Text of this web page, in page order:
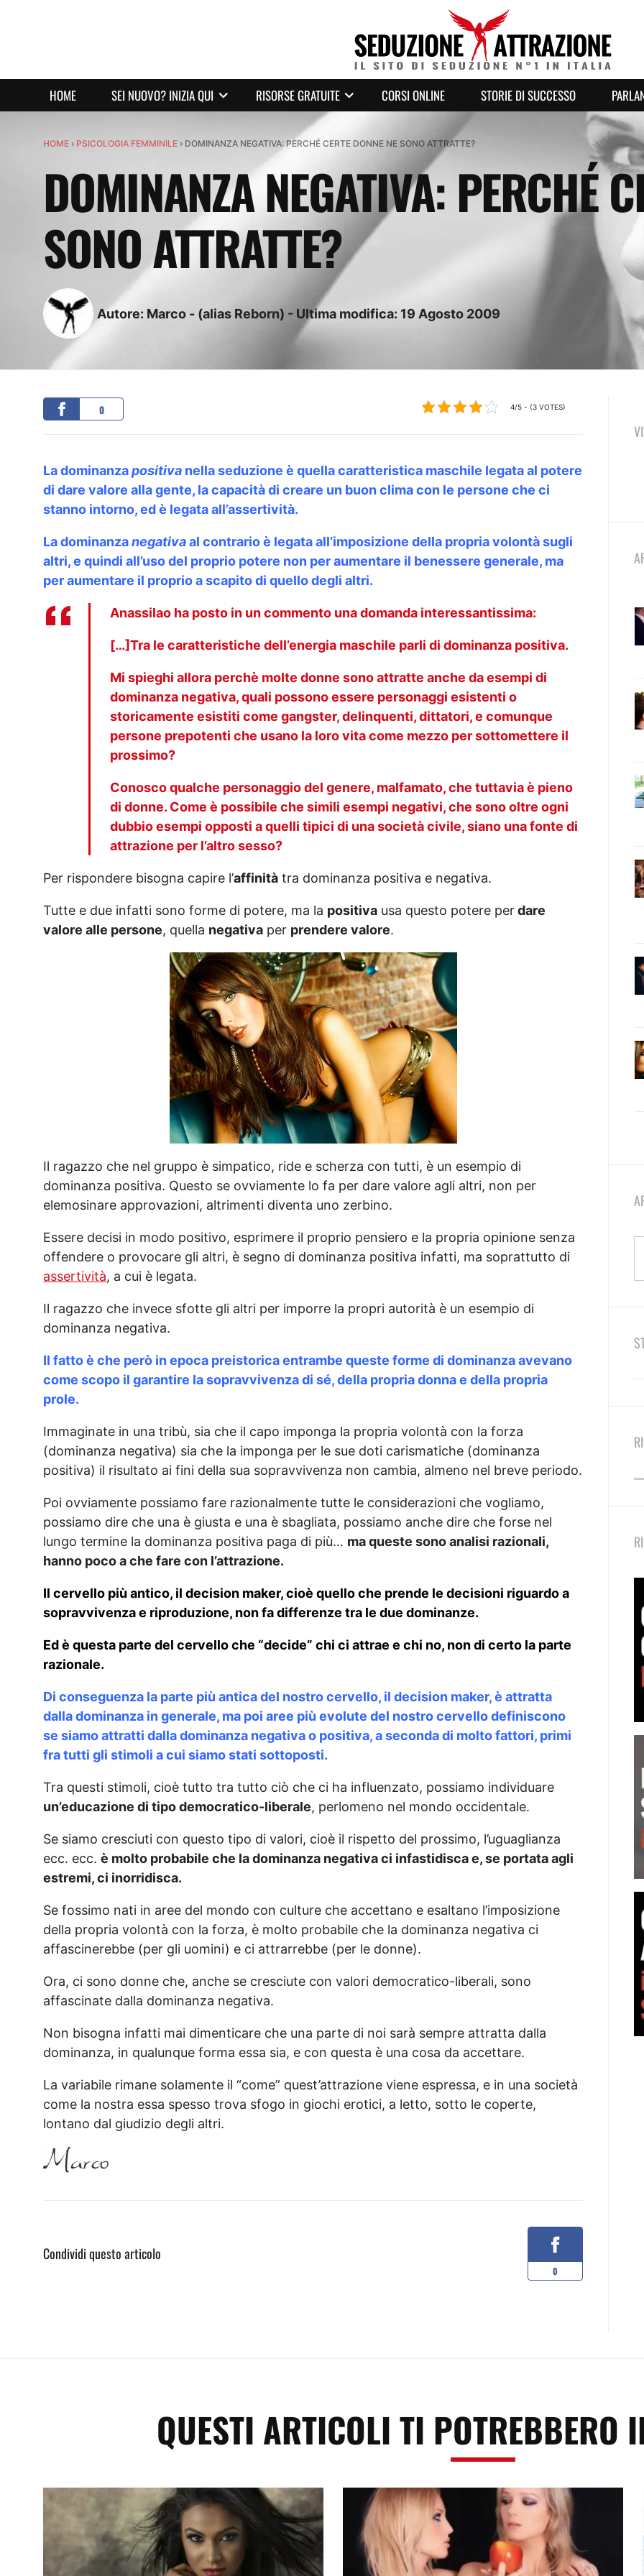
HOME SEI NUOVO? INIZIA QUI RISORSE GRATUITE CORSI ONLINE STORIE DI SUCCESSO
HOME › PSICOLOGIA FEMMINILE › DOMINANZA NEGATIVA: PERCHÉ CERTE DONNE NE SONO ATTRATTE?
DOMINANZA NEGATIVA: PERCHÉ
SONO ATTRATTE?
Autore: Marco - (alias Reborn) - Ultima modifica: 19 Agosto 2009
0 4/5 - (3 VOTES)
La dominanzapositiva nella seduzione è quella caratteristica maschile legata al potere
di dare valore alla gente, la capacità di creare un buon clima con le persone che ci
stanno intorno, ed è legata all’assertività.
La dominanzanegativaal contrario è legata all’imposizione della propria volontà sugli
altri, e quindi all’uso del proprio potere non per aumentare il benessere generale, ma
per aumentare il proprio a scapito di quello degli altri.
Anassilao ha posto in un commento una domanda interessantissima:
[…]Tra le caratteristiche dell’energia maschile parli di dominanza positiva.
Mi spieghi allora perchè molte donne sono attratte anche da esempi di
dominanza negativa, quali possono essere personaggi esistenti o
storicamente esistiti come gangster, delinquenti, dittatori, e comunque
persone prepotenti che usano la loro vita come mezzo per sottomettere il
prossimo?
Conosco qualche personaggio del genere, malfamato, che tuttavia è pieno
di donne. Come è possibile che simili esempi negativi, che sono oltre ogni
dubbio esempi opposti a quelli tipici di una società civile, siano una fonte di
attrazione per l’altro sesso?
Per rispondere bisogna capire l’affinità tra dominanza positiva e negativa.
Tutte e due infatti sono forme di potere, ma la positiva usa questo potere perdare
valore alle persone, quella negativa per prendere valore.
Il ragazzo che nel gruppo è simpatico, ride e scherza con tutti, è un esempio di
dominanza positiva. Questo se ovviamente lo fa per dare valore agli altri, non per
elemosinare approvazioni, altrimenti diventa uno zerbino.
Essere decisi in modo positivo, esprimere il proprio pensiero e la propria opinione senza
offendere o provocare gli altri, è segno di dominanza positiva infatti, ma soprattutto di
assertività, a cui è legata.
Il ragazzo che invece sfotte gli altri per imporre la propri autorità è un esempio di
dominanza negativa.
Il fatto è che però in epoca preistorica entrambe queste forme di dominanza avevano
come scopo il garantire la sopravvivenza di sé, della propria donna e della propria
prole.
Immaginate in una tribù, sia che il capo imponga la propria volontà con la forza
(dominanza negativa) sia che la imponga per le sue doti carismatiche (dominanza
positiva) il risultato ai fini della sua sopravvivenza non cambia, almeno nel breve periodo.
Poi ovviamente possiamo fare razionalmente tutte le considerazioni che vogliamo,
possiamo dire che una è giusta e una è sbagliata, possiamo anche dire che forse nel
lungo termine la dominanza positiva paga di più… ma queste sono analisi razionali,
hanno poco a che fare con l’attrazione.
Il cervello più antico, il decision maker, cioè quello che prende le decisioni riguardo a
sopravvivenza e riproduzione, non fa differenze tra le due dominanze.
Ed è questa parte del cervello che “decide” chi ci attrae e chi no, non di certo la parte
razionale.
Di conseguenza la parte più antica del nostro cervello, il decision maker, è attratta
dalla dominanza in generale, ma poi aree più evolute del nostro cervello definiscono
se siamo attratti dalla dominanza negativa o positiva, a seconda di molto fattori, primi
fra tutti gli stimoli a cui siamo stati sottoposti.
Tra questi stimoli, cioè tutto tra tutto ciò che ci ha influenzato, possiamo individuare
un’educazione di tipo democratico-liberale, perlomeno nel mondo occidentale.
Se siamo cresciuti con questo tipo di valori, cioè il rispetto del prossimo, l’uguaglianza
ecc. ecc.è molto probabile che la dominanza negativa ci infastidisca e, se portata agli
estremi, ci inorridisca.
Se fossimo nati in aree del mondo con culture che accettano e esaltano l’imposizione
della propria volontà con la forza, è molto probabile che la dominanza negativa ci
affascinerebbe (per gli uomini) e ci attrarrebbe (per le donne).
Ora, ci sono donne che, anche se cresciute con valori democratico-liberali, sono
affascinate dalla dominanza negativa.
Non bisogna infatti mai dimenticare che una parte di noi sarà sempre attratta dalla
dominanza, in qualunque forma essa sia, e con questa è una cosa da accettare.
La variabile rimane solamente il “come” quest’attrazione viene espressa, e in una società
come la nostra essa spesso trova sfogo in giochi erotici, a letto, sotto le coperte,
lontano dal giudizio degli altri.
Condividi questo articolo
0
QUESTI ARTICOLI TI POTREBBERO